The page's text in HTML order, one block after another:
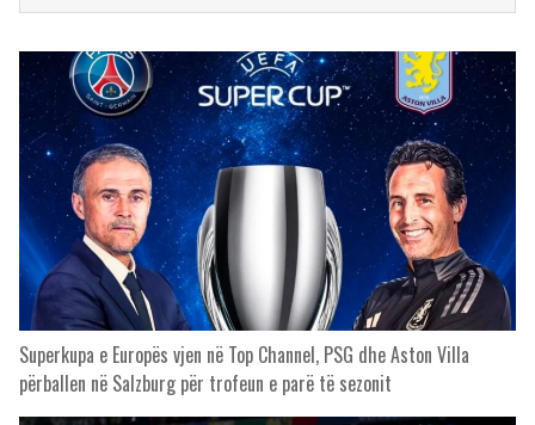
Superkupa e Europës vjen në Top Channel, PSG dhe Aston Villa
përballen në Salzburg për trofeun e parë të sezonit